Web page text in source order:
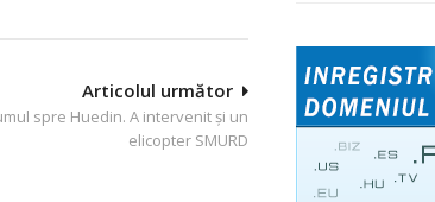
Articolul următor
spre Huedin. A intervenit și un
elicopter SMURD